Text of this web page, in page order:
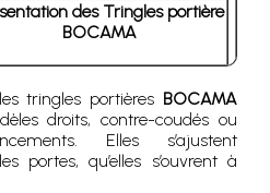
des Tringles portière
BOCAMA
tringles portières BOCAMA
droits, contre-coudés ou
Elles s’ajustent
portes, qu’elles s’ouvrent à